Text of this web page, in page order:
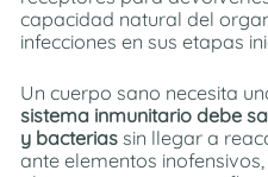
capacidad natural del
infecciones en sus etapas
Un cuerpo sano necesita
sistema inmunitario debe
y bacterias sin llegar a
ante elementos